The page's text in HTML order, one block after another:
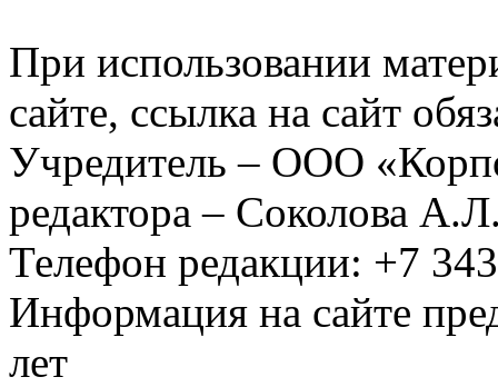
При использовании
сайте, ссылка на сайт
Учредитель – ООО
редактора – Соколова
Телефон редакции: +7
Информация на сайте
лет